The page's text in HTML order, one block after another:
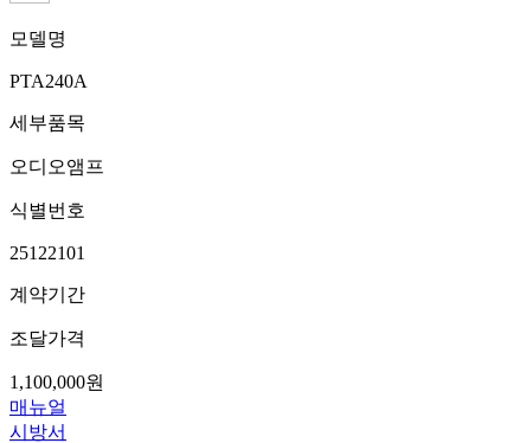
모델명
PTA240A
세부품목
오디오앰프
식별번호
25122101
계약기간
조달가격
1,100,000원
매뉴얼
시방서